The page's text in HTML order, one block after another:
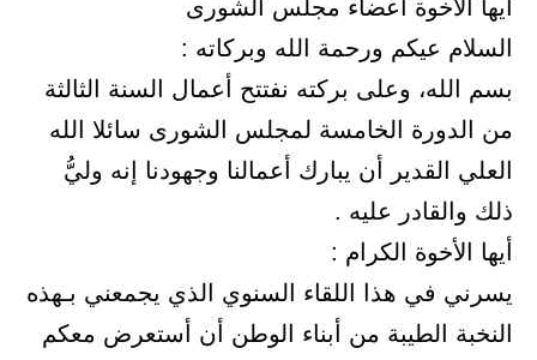
أيها الأخوة أعضاء مجلس الشورى
السلام عيكم ورحمة الله وبركاته :
بسم الله، وعلى بركته نفتتح أعمال السنة الثالثة
من الدورة الخامسة لمجلس الشورى سائلا الله
العلي القدير أن يبارك أعمالنا وجهودنا إنه وليُّ
ذلك والقادر عليه .
أيها الأخوة الكرام :
يسرني في هذا اللقاء السنوي الذي يجمعني بـهذه
النخبة الطيبة من أبناء الوطن أن أستعرض معكم